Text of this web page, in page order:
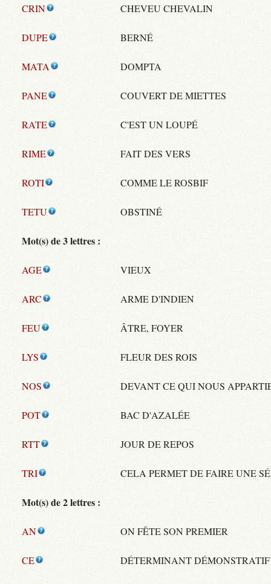
CRIN CHEVEU CHEVALIN
DUPE BERNÉ
MATA DOMPTA
PANE COUVERT DE MIETTES
RATE C'EST UN LOUPÉ
RIME FAIT DES VERS
ROTI COMME LE ROSBIF
TETU OBSTINÉ
Mot(s) de 3 lettres :
AGE VIEUX
ARC ARME D'INDIEN
FEU ÂTRE, FOYER
LYS FLEUR DES ROIS
NOS DEVANT CE QUI NOUS
POT BAC D'AZALÉE
RTT JOUR DE REPOS
TRI CELA PERMET DE FAIRE UNE
Mot(s) de 2 lettres :
AN ON FÊTE SON PREMIER
CE DÉTERMINANT DÉMONSTRATIF